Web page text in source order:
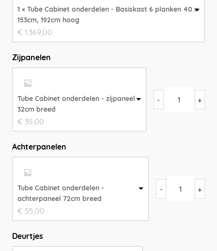
1 × Tube Cabinet onderdelen - Basiskast 6 planken 40 x
153cm, 192cm hoog
€ 1.369,00
Zijpanelen
Tube Cabinet onderdelen - zijpaneel
32cm breed
€ 35,00
- +
Achterpanelen
Tube Cabinet onderdelen -
achterpaneel 72cm breed
€ 55,00
- +
Deurtjes